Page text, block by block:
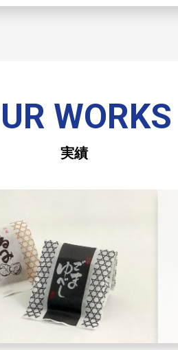
WORKS
実績